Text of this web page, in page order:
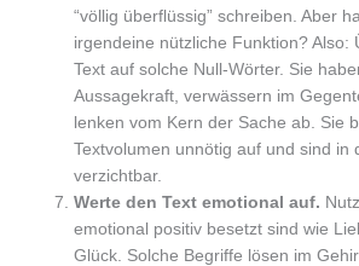
“völlig überflüssig” schreiben. Aber
irgendeine nützliche Funktion? Also:
Text auf solche Null-Wörter. Sie
Aussagekraft, verwässern im
lenken vom Kern der Sache ab. Sie
Textvolumen unnötig auf und sind in
verzichtbar.
Werte den Text emotional auf.
emotional positiv besetzt sind wie
Glück. Solche Begriffe lösen im